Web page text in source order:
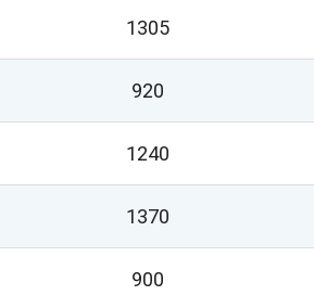
1305
920
1240
1370
900